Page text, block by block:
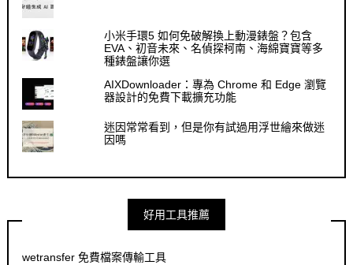
小米手環5 如何免破解換上動漫錶盤？包含
EVA、初音未來、名偵探柯南、海綿寶寶等多
種錶盤讓你選
AIXDownloader：專為 Chrome 和 Edge 瀏覽
器設計的免費下載擴充功能
迷因常常看到，但是你有試過用浮世繪來做迷
因嗎
好用工具推薦
wetransfer 免費檔案傳輸工具